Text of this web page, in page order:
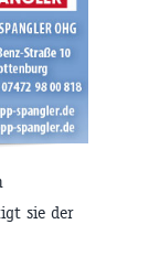
sie der